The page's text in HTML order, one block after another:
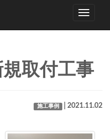
Toggle
取付工事
施工事例 | 2021.11.02